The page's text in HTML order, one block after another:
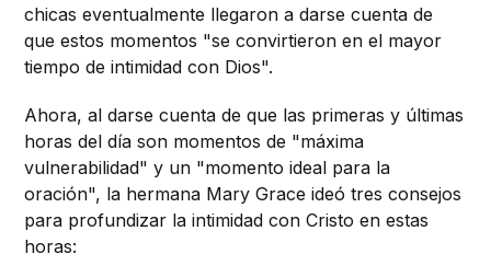
chicas eventualmente llegaron a darse cuenta de
que estos momentos "se convirtieron en el mayor
tiempo de intimidad con Dios".
Ahora, al darse cuenta de que las primeras y últimas
horas del día son momentos de "máxima
vulnerabilidad" y un "momento ideal para la
oración", la hermana Mary Grace ideó tres consejos
para profundizar la intimidad con Cristo en estas
horas: